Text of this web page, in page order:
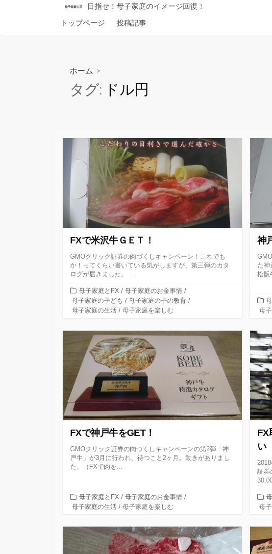
母子家庭生活 目指せ！母子家庭のイメージ回復！
トップページ 投稿記事
ホーム >
タグ: ドル円
FXで米沢牛ＧＥＴ！
GMOクリック証券の肉づくしキャンペーン！これでも
か！ってくらい書いている気がしますが、第三弾のカタ
ログが届きました。 ...
カ
テ
ゴ
ー
母子家庭とFX / 母子家庭のお金事情 /
母子家庭の子ども / 母子家庭の子の教育 /
母子家庭の生活 / 母子家庭を楽しむ
神
た神
松阪
カ
テ
ー
母
FXで神戸牛をGET！
GMOクリック証券の肉づくしキャンペーンの第2弾「神
戸牛」が3月に行われ、待つこと2ヶ月。動きがありまし
た。（FXで肉を...
カ
テ
リ
母子家庭とFX / 母子家庭のお金事情 /
母子家庭の生活 / 母子家庭を楽しむ
FX
い
証券
カ
テ
リ
母